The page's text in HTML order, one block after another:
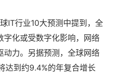
IT行业10大预测中提到，全
字化或受数字化影响，网络
动力。另据预测，全球网络
达到约9.4%的年复合增长